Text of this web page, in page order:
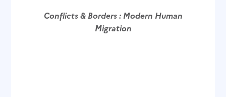
Conflicts & Borders : Modern Human
Migration